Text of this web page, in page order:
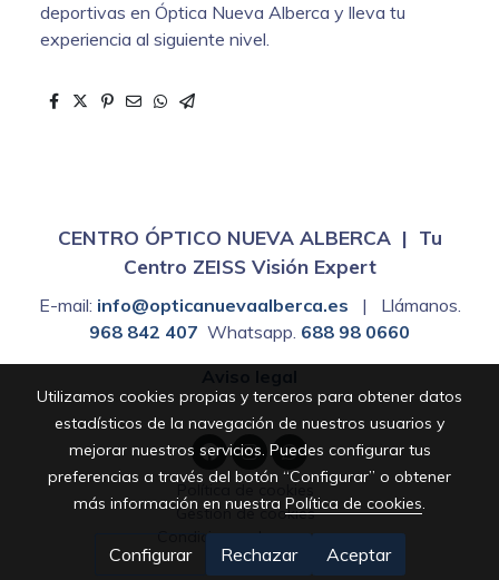
deportivas en Óptica Nueva Alberca y lleva tu
experiencia al siguiente nivel.
CENTRO ÓPTICO NUEVA ALBERCA | Tu
Centro ZEISS Visión Expert
E-mail: info@opticanuevaalberca.es
| Llámanos.
968 842 407 Whatsapp. 688 98 0660
Gestión de cookies
Condiciones de compra
Utilizamos cookies propias y terceros para obtener datos
estadísticos de la navegación de nuestros usuarios y
mejorar nuestros servicios. Puedes configurar tus
preferencias a través del botón “Configurar” o obtener
más información en nuestra Política de cookies.
Configurar Rechazar Aceptar